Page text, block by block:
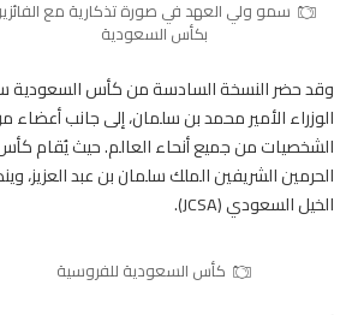
سمو ولي العهد في صورة تذكارية مع
بكأس السعودية
وقد حضر النسخة السادسة من كأس السعودية
الوزراء الأمير محمد بن سلمان، إلى جانب أعضاء
الشخصيات من جميع أنحاء العالم. حيث يُقام
الحرمين الشريفين الملك سلمان بن عبد العزيز،
الخيلالسعودي (JCSA).
كأس السعودية للفروسية